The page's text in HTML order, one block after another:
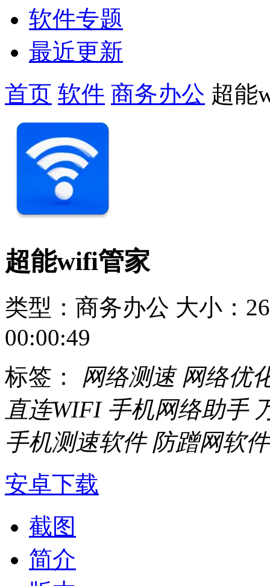
软件专题
最近更新
首页 软件 商务办公 超能
超能wifi管家
类型：商务办公 大小：
00:00:49
标签： 网络测速 网络优
直连WIFI 手机网络助手
手机测速软件 防蹭网软
安卓下载
截图
简介